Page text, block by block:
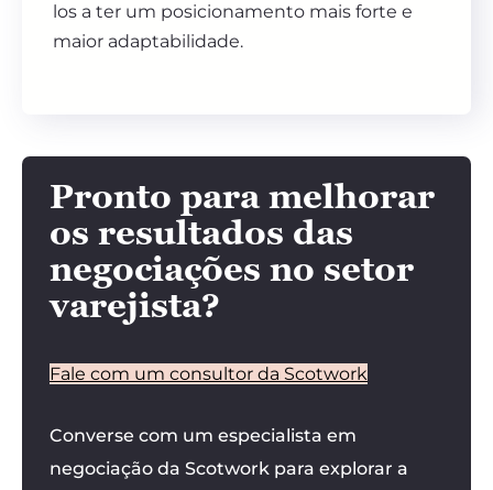
los a ter um posicionamento mais forte e
maior adaptabilidade.
Pronto para melhorar
os resultados das
negociações no setor
varejista?
Fale com um consultor da Scotwork
Converse com um especialista em
negociação da Scotwork para explorar a